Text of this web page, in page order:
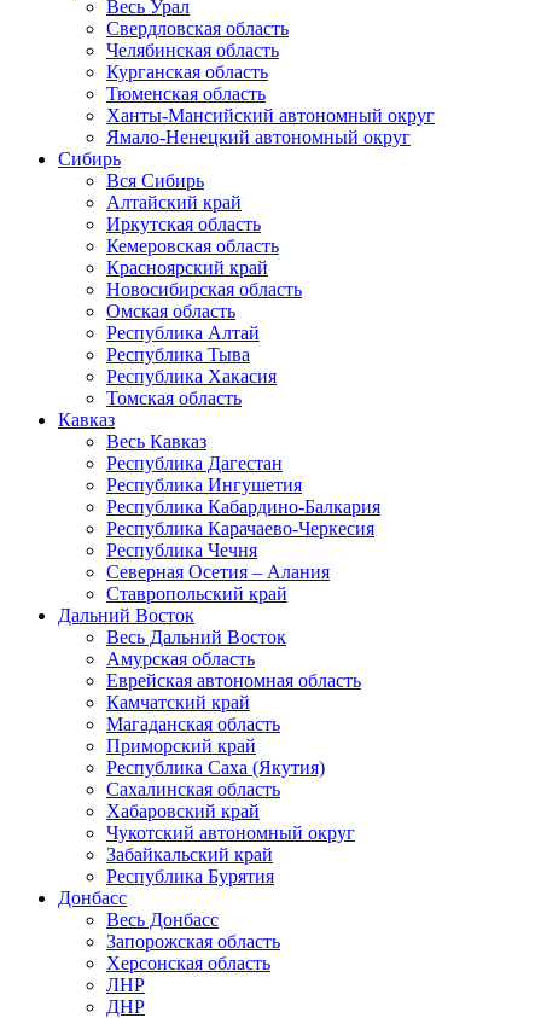
Весь Урал
Свердловская область
Челябинская область
Курганская область
Тюменская область
Ханты-Мансийский автономный округ
Ямало-Ненецкий автономный округ
Сибирь
Вся Сибирь
Алтайский край
Иркутская область
Кемеровская область
Красноярский край
Новосибирская область
Омская область
Республика Алтай
Республика Тыва
Республика Хакасия
Томская область
Кавказ
Весь Кавказ
Республика Дагестан
Республика Ингушетия
Республика Кабардино-Балкария
Республика Карачаево-Черкесия
Республика Чечня
Северная Осетия – Алания
Ставропольский край
Дальний Восток
Весь Дальний Восток
Амурская область
Еврейская автономная область
Камчатский край
Магаданская область
Приморский край
Республика Саха (Якутия)
Сахалинская область
Хабаровский край
Чукотский автономный округ
Забайкальский край
Республика Бурятия
Донбасс
Весь Донбасс
Запорожская область
Херсонская область
ЛНР
ДНР